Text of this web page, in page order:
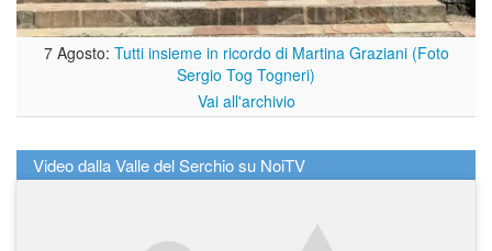
7 Agosto: Tutti insieme in ricordo di Martina Graziani (Foto
Sergio Tog Togneri)
Vai all'archivio
Video dalla Valle del Serchio su NoiTV